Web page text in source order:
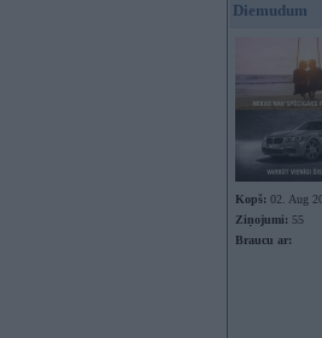
Diemudum
Kopš: 02. Aug
Ziņojumi: 55
Braucu ar: